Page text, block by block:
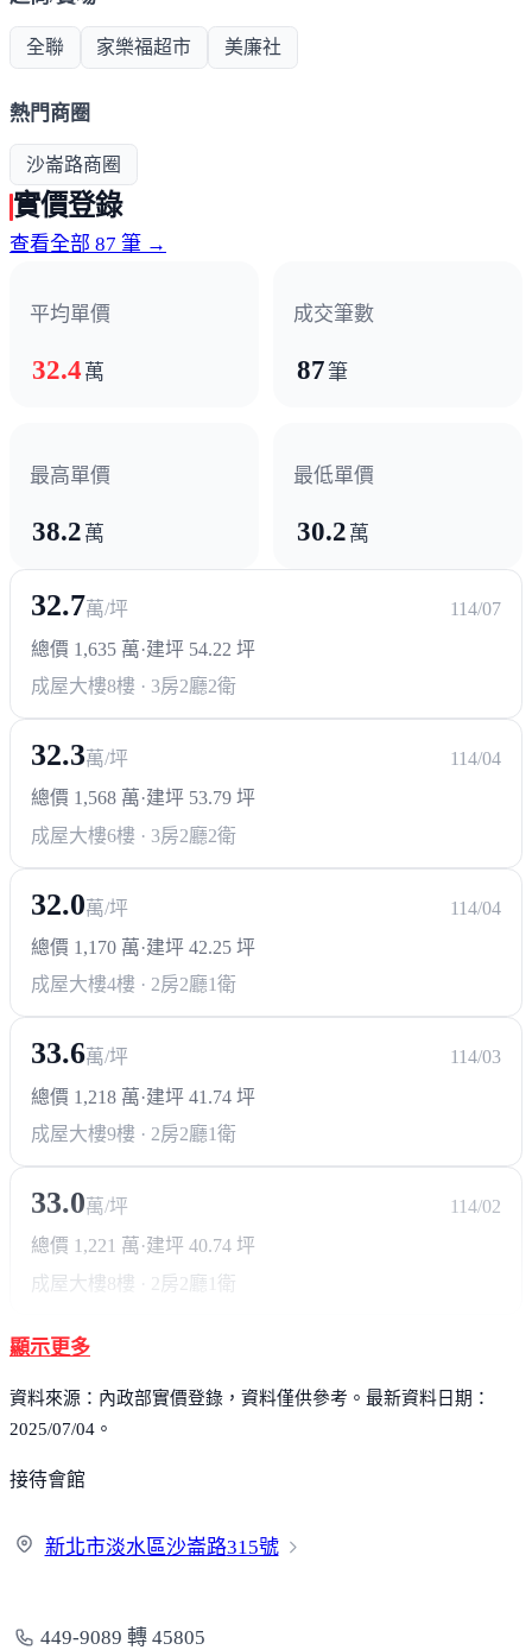
全聯 家樂福超市 美廉社
熱門商圈
沙崙路商圈
實價登錄
查看全部 87 筆 →
平均單價
32.4 萬
成交筆數
87筆
最高單價
38.2 萬
最低單價
30.2 萬
32.7萬/坪
114/07
總價 1,635 萬·建坪 54.22 坪
成屋大樓8樓 · 3房2廳2衛
32.3萬/坪
114/04
總價 1,568 萬·建坪 53.79 坪
成屋大樓6樓 · 3房2廳2衛
32.0萬/坪
114/04
總價 1,170 萬·建坪 42.25 坪
成屋大樓4樓 · 2房2廳1衛
33.6萬/坪
114/03
總價 1,218 萬·建坪 41.74 坪
成屋大樓9樓 · 2房2廳1衛
33.0萬/坪
114/02
總價 1,221 萬 ·建坪 40.74 坪
成屋大樓8樓 · 2房2廳1衛
顯示更多
資料來源：內政部實價登錄，資料僅供參考。最新資料日期：
2025/07/04。
接待會館
新北市淡水區沙崙路315號
449-9089 轉 45805